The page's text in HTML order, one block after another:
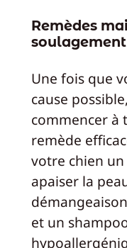
Remèdes
soulagement
Une fois que
cause
commencer à
remède
votre chien
apaiser la
et un